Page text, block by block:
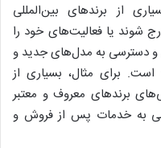
از برندهای بین‌المللی
شوند یا فعالیت‌های خود را
و دسترسی به مدل‌های جدید و
است. برای مثال، بسیاری از
برندهای معروف و معتبر
به خدمات پس از فروش و